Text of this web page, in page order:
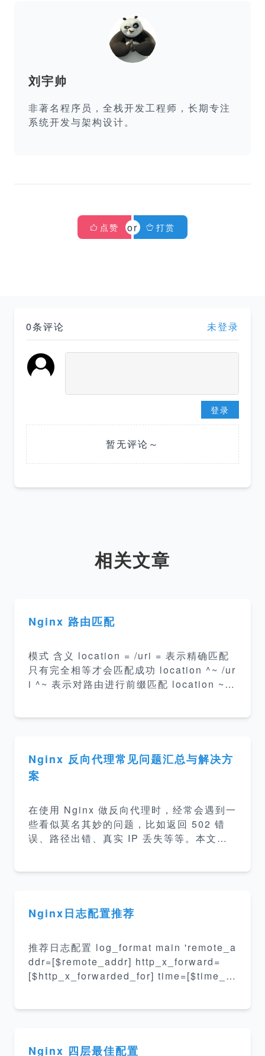
刘宇帅
非著名程序员，全栈开发工程师，长期专注
系统开发与架构设计。
点赞 打赏
0条评论 未登录
登录
暂无评论～
相关文章
Nginx 路由匹配
模式 含义 location = /uri = 表示精确匹配
只有完全相等才会匹配成功 location ^~ /ur
i ^~ 表示对路由进行前缀匹配 location ~ /
配到的uri 多个 location 配置的情况下匹配
顺序为(匹配到某一等级就结束，同一规则时
匹配长度长的优先): 首先精确匹配 = 其次前
Nginx 反向代理常见问题汇总与解决方
案
在使用 Nginx 做反向代理时，经常会遇到一
些看似莫名其妙的问题，比如返回 502 错
误、路径出错、真实 IP 丢失等等。本文总
到真实客户端-IP 四、跨域请求失败 五、W
ebSocket 无法正常工作 六、请求体过大导
TTPS-代理配置问题 九、文件下载异常或中
断 十、缓存未生效或生效异常 总结 一、50
2 Bad Gateway 这个错误意味着 Nginx 无
Nginx日志配置推荐
推荐日志配置 log_format main 'remote_a
ddr=[$remote_addr] http_x_forward=
[$http_x_forwarded_for] time=[$time_lo
nse_time=[$upstream_response_time] '
Nginx 四层最佳配置